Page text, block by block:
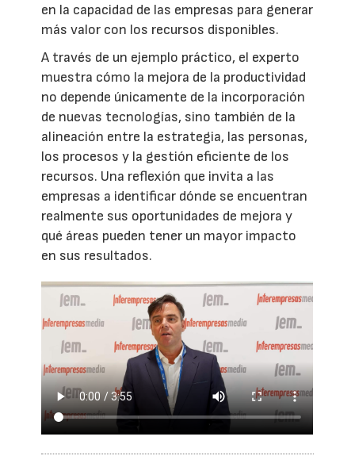
en la capacidad de las empresas para generar
más valor con los recursos disponibles.
A través de un ejemplo práctico, el experto
muestra cómo la mejora de la productividad
no depende únicamente de la incorporación
de nuevas tecnologías, sino también de la
alineación entre la estrategia, las personas,
los procesos y la gestión eficiente de los
recursos. Una reflexión que invita a las
empresas a identificar dónde se encuentran
realmente sus oportunidades de mejora y
qué áreas pueden tener un mayor impacto
en sus resultados.